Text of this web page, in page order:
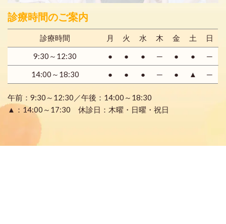
診療時間のご案内
診療時間 月 火 水 木 金 土
日
9:30～12:30
● ● ● ─ ● ●
─
14:00～18:30
● ● ● ─ ● ▲ ─
午前：9:30～12:30／午後：14:00～18:30
▲：14:00～17:30 休診日：木曜・日曜・祝日